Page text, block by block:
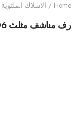
Home
/ الأسلاك الملتوية
رف مناشف مثلث KBT-106